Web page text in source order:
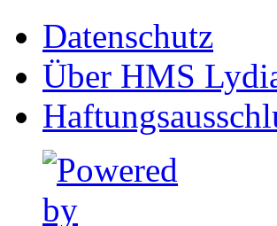
Datenschutz
Über HMS